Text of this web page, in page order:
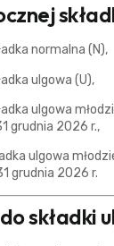
normalna (N),
ulgowa (U),
ulgowa
grudnia 2026 r.,
ulgowa
grudnia 2026 r.
składki